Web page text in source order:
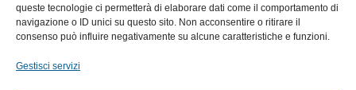
queste tecnologie ci permetterà di elaborare dati come il comportamento di
navigazione o ID unici su questo sito. Non acconsentire o ritirare il
consenso può influire negativamente su alcune caratteristiche e funzioni.
Gestisci servizi
CANNE
ACCESSORI NAUTICI